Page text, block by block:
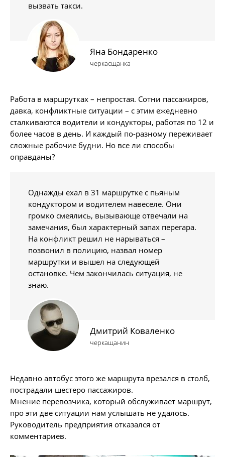
вызвать такси.
Яна Бондаренко
черкасщанка
Работа в маршрутках – непростая. Сотни пассажиров,
давка, конфликтные ситуации – с этим ежедневно
сталкиваются водители и кондукторы, работая по 12 и
более часов в день. И каждый по-разному переживает
сложные рабочие будни. Но все ли способы
оправданы?
Однажды ехал в 31 маршрутке с пьяным
кондуктором и водителем навеселе. Они
громко смеялись, вызывающе отвечали на
замечания, был характерный запах перегара.
На конфликт решил не нарываться –
позвонил в полицию, назвал номер
маршрутки и вышел на следующей
остановке. Чем закончилась ситуация, не
знаю.
Дмитрий Коваленко
черкащанин
Недавно автобус этого же маршрута врезался в столб,
пострадали шестеро пассажиров.
Мнение перевозчика, который обслуживает маршрут,
про эти две ситуации нам услышать не удалось.
Руководитель предприятия отказался от
комментариев.